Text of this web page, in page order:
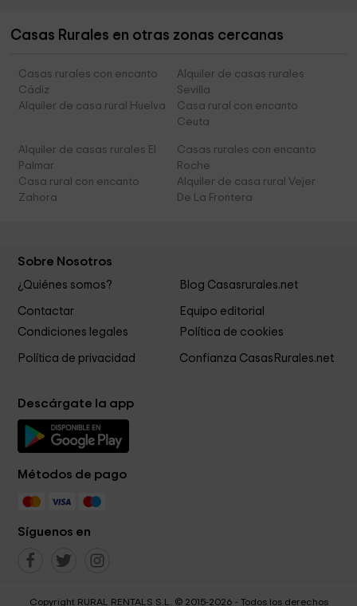
Casas Rurales en otras zonas cercanas
Casas rurales con encanto
Cádiz
Alquiler de casas rurales
Sevilla
Alquiler de casa rural Huelva
Casa rural con encanto
Ceuta
Alquiler de casas rurales El
Palmar
Casas rurales con encanto
Roche
Casa rural con encanto
Zahora
Alquiler de casa rural Vejer
De La Frontera
Sobre Nosotros
¿Quiénes somos? Blog Casasrurales.net
Contactar
Equipo editorial
Condiciones legales
Política de cookies
Política de privacidad Confianza CasasRurales.net
Descárgate la app
Métodos de pago
Síguenos en
Copyright RURAL RENTALS S.L. © 2015-2026 - Todos los derechos